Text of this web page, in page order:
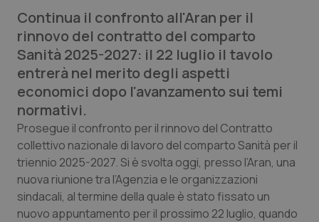
Lettere al direttore
Edizioni Regionali
QS Pro
Professionisti Sanitari.AI
Abruzzo
Basilicata
QS Pro Gold
Artrite & artrosi
QS Club Newsletter
Continua il confronto all'Aran per il
rinnovo del contratto del comparto
Sanità 2025-2027: il 22 luglio il tavolo
entrerà nel merito degli aspetti
economici dopo l'avanzamento sui temi
normativi.
Prosegue il confronto per il rinnovo del Contratto
collettivo nazionale di lavoro del comparto Sanità per il
triennio 2025-2027. Si è svolta oggi, presso l’Aran, una
nuova riunione tra l’Agenzia e le organizzazioni
sindacali, al termine della quale è stato fissato un
nuovo appuntamento per il prossimo 22 luglio, quando